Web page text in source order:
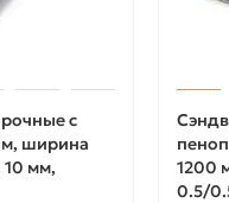
с
ширина
мм,
1200
0.5/